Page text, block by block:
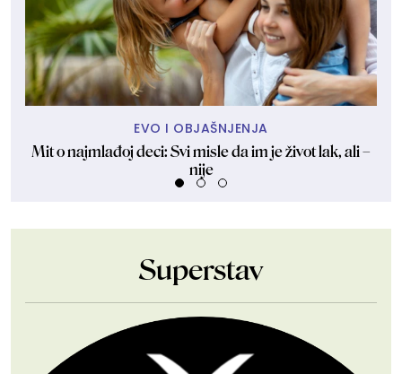
EVO I OBJAŠNJENJA
Mit o najmlađoj deci: Svi misle da im je život lak, ali –
nije
Superstav